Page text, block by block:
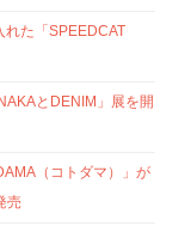
れた「SPEEDCAT
とDENIM」展を開
（コトダマ）」が
売